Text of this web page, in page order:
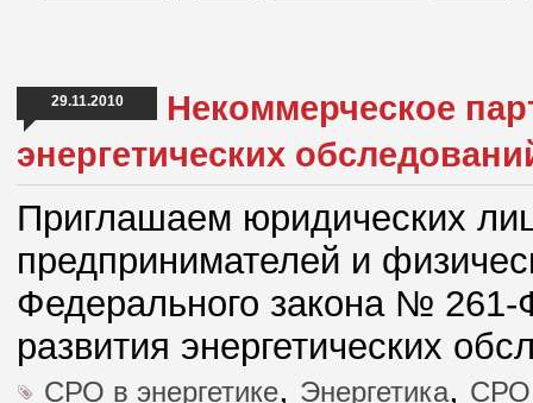
29.11.2010
Некоммерческое
энергетических
Приглашаем юридических
предпринимателей и
Федерального закона №
развития энергетических
СРО в энергетике, Энергетика,